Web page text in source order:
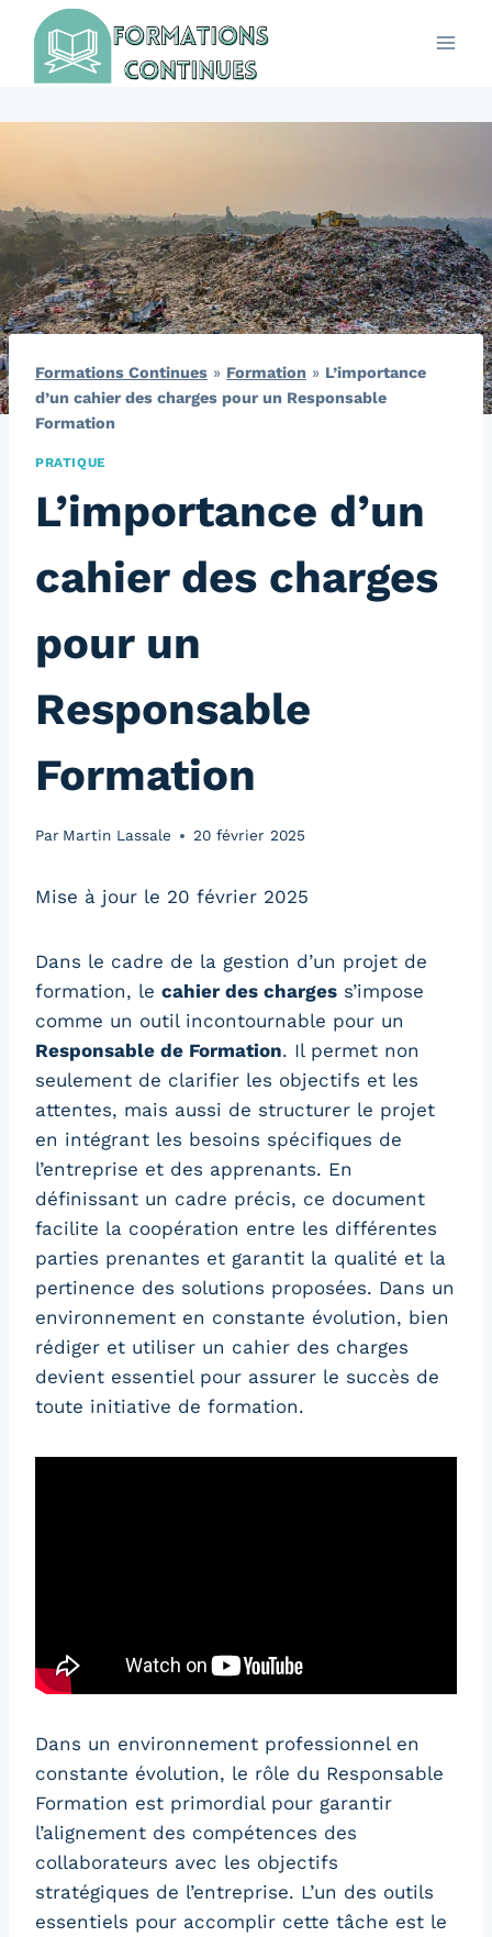
contenu
Formations Continues » Formation » L’importance
d’un cahier des charges pour un Responsable
Formation
PRATIQUE
L’importance d’un
cahier des charges
pour un
Responsable
Formation
Par Martin Lassale 20 février 2025
Mise à jour le 20 février 2025
Dans le cadre de la gestion d’un projet de
formation, le cahier des charges s’impose
comme un outil incontournable pour un
Responsable de Formation. Il permet non
seulement de clarifier les objectifs et les
attentes, mais aussi de structurer le projet
en intégrant les besoins spécifiques de
l’entreprise et des apprenants. En
définissant un cadre précis, ce document
facilite la coopération entre les différentes
parties prenantes et garantit la qualité et la
pertinence des solutions proposées. Dans un
environnement en constante évolution, bien
rédiger et utiliser un cahier des charges
devient essentiel pour assurer le succès de
toute initiative de formation.
Dans un environnement professionnel en
constante évolution, le rôle du Responsable
Formation est primordial pour garantir
l’alignement des compétences des
collaborateurs avec les objectifs
stratégiques de l’entreprise. L’un des outils
essentiels pour accomplir cette tâche est le